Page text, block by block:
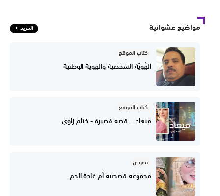
مواضيع عشوائية المزيد
كتاب الموقع
الهُويّة الشخصية والهوية الوطنية
كتاب الموقع
ميعاد .. قصة قصيرة - ختام زاوي
نصوص
مجموعة قصصية أم غادة الجم